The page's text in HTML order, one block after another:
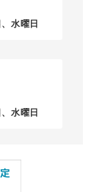
水曜日
水曜日